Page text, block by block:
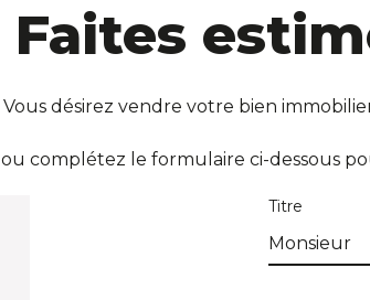
Faites
Vous désirez vendre votre bien
ou complétez le formulaire ci-dessous
Titre